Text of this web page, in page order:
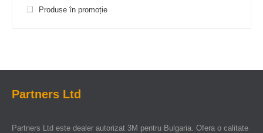
Produse în promoție
Partners Ltd
Partners Ltd este dealer autorizat 3M pentru Bulgaria. Ofera o calitate